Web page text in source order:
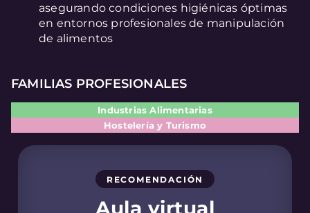
RECOMENDACIÓN
Aula virtual
asegurando condiciones higiénicas óptimas
en entornos profesionales de manipulación
de alimentos
FAMILIAS PROFESIONALES
Industrias Alimentarias
Hostelería y Turismo